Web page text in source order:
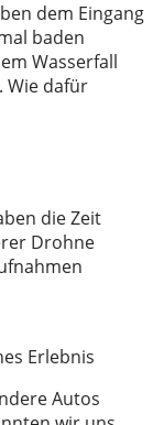
dem Eingang
baden
Wasserfall
Wie dafür
die Zeit
Drohne
Erlebnis
Autos